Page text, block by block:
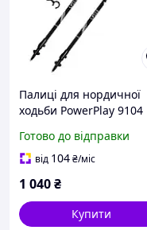
Палиці для нордичної
ходьби PowerPlay 9104
см пари Love&Life -
multimarket-
Готово до відправки
від 104₴/міс
1 040₴
Купити